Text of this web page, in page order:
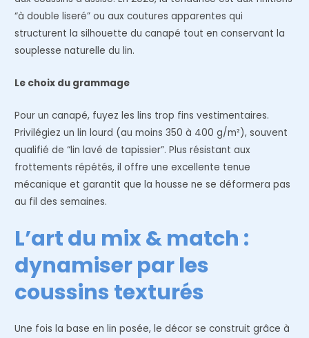
“à double liseré” ou aux coutures apparentes qui
structurent la silhouette du canapé tout en conservant la
souplesse naturelle du lin.
Le choix du grammage
Pour un canapé, fuyez les lins trop fins vestimentaires.
Privilégiez un lin lourd (au moins 350 à 400 g/m²), souvent
qualifié de “lin lavé de tapissier”. Plus résistant aux
frottements répétés, il offre une excellente tenue
mécanique et garantit que la housse ne se déformera pas
au fil des semaines.
L’art du mix & match :
dynamiser par les
coussins texturés
Une fois la base en lin posée, le décor se construit grâce à